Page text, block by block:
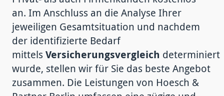
an. Im Anschluss an die Analyse Ihrer
jeweiligen Gesamtsituation und nachdem
der identifizierte Bedarf
mittels Versicherungsvergleich determiniert
wurde, stellen wir für Sie das beste Angebot
zusammen. Die Leistungen von Hoesch &